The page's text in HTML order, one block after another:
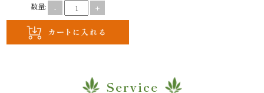
注
文
数量: - +
Service